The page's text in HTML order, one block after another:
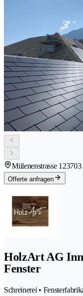
Mülenenstrasse 123703
Offerte anfragen
HolzArt AG
Fenster
Schreinerei •